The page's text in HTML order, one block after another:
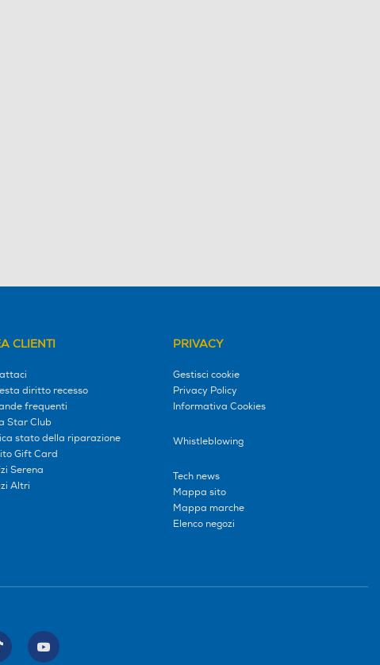
CLIENTI
diritto recesso
frequenti
Star Club
stato della riparazione
Gift Card
Serena
Altri
PRIVACY
Gestisci cookie
Privacy Policy
Informativa Cookies
Whistleblowing
Tech news
Mappa sito
Mappa marche
Elenco negozi